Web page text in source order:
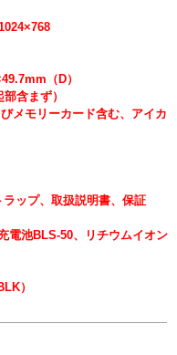
（D）
まず）
メモリーカード含む、アイカ
ップ、取扱説明書、保証
電池BLS-50、リチウムイオン
）